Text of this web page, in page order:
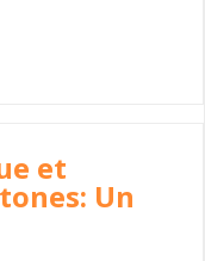
et
Un